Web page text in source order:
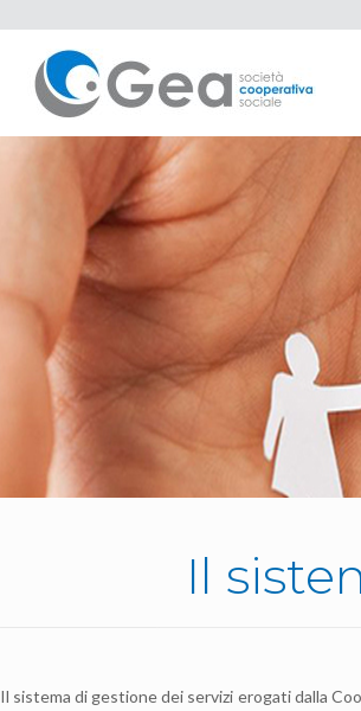
Il
Il sistema di gestione dei servizi erogati dalla